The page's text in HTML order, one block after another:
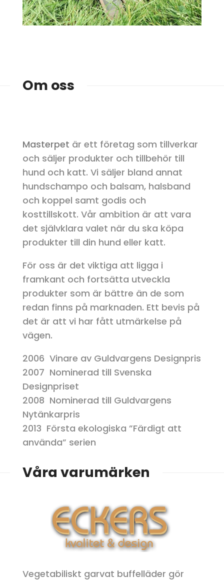
Om oss
Masterpet är ett företag som tillverkar
och säljer produkter och tillbehör till
hund och katt. Vi säljer bland annat
hundschampo och balsam, halsband
och koppel samt godis och
kosttillskott. Vår ambition är att vara
det självklara valet när du ska köpa
produkter till din hund eller katt.
För oss är det viktiga att ligga i
framkant och fortsätta utveckla
produkter som är bättre än de som
redan finns på marknaden. Ett bevis på
det är att vi har fått utmärkelse på
vägen.
2006 Vinare av Guldvargens Designpris
2007 Nominerad till Svenska
Designpriset
2008 Nominerad till Guldvargens
Nytänkarpris
2013 Första ekologiska ”Färdigt att
använda” serien
Våra varumärken
Vegetabiliskt garvat buffelläder gör